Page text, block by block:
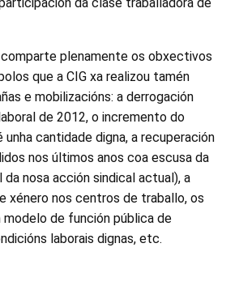
plenamente os obxectivos
que a CIG xa realizou tamén
e mobilizacións: a derrogación
de 2012, o incremento do
unha cantidade digna, a recuperación
nos últimos anos coa escusa da
nosa acción sindical actual), a
xénero nos centros de traballo, os
modelo de función pública de
laborais dignas, etc.